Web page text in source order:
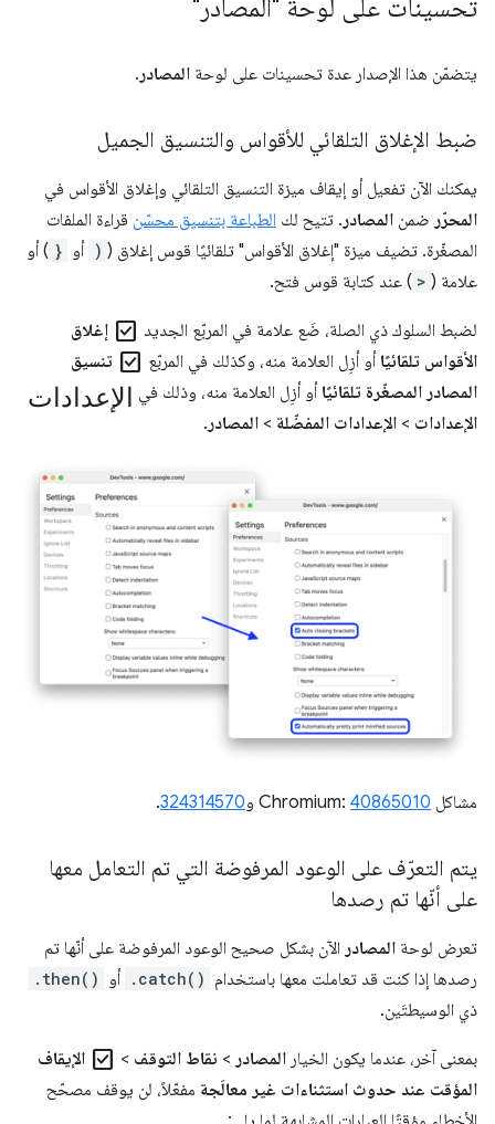
تحسينات على لوحة "المصادر"
يتضمّن هذا الإصدار عدة تحسينات على لوحة المصادر .
ضبط الإغلاق التلقائي للأقواس والتنسيق الجميل
يمكنك الآن تفعيل أو إيقاف ميزة التنسيق التلقائي وإغلاق الأقواس في
المحرّر ضمن المصادر . تتيح لك الطباعة بتنسيق محسّن قراءة الملفات
المصغّرة. تضيف ميزة "إغلاق الأقواس" تلقائيًا قوس إغلاق ( ) أو } ) أو
علامة ( > ) عند كتابة قوس فتح.
لضبط السلوك ذي الصلة، ضَع علامة في المربّع الجديد check_box إغلاق
الأقواس تلقائيًا أو أزِل العلامة منه، وكذلك في المربّع check_box تنسيق
المصادر المصغّرة تلقائيًا أو أزِل العلامة منه، وذلك في الإعدادات
الإعدادات > الإعدادات المفضّلة > المصادر .
مشاكل Chromium: 40865010 و324314570
.
يتم التعرّف على الوعود المرفوضة التي تم التعامل معها
على أنّها تم رصدها
تعرض لوحة المصادر الآن بشكل صحيح الوعود المرفوضة على أنّها تم
رصدها إذا كنت قد تعاملت معها باستخدام .catch() أو .then()
ذي الوسيطتَين.
بمعنى آخر، عندما يكون الخيار المصادر > نقاط التوقف >
check_box الإيقاف
المؤقت عند حدوث استثناءات غير معالَجة مفعّلاً، لن يوقف مصحّح